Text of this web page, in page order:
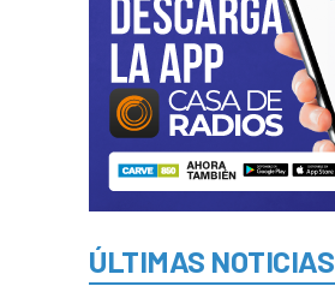
ÚLTIMAS NOTICIAS